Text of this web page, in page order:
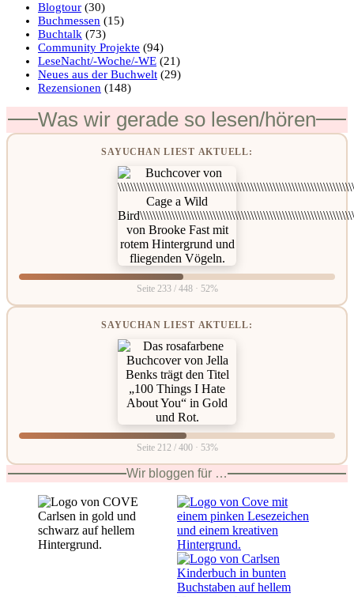
Blogtour (30)
Buchmessen (15)
Buchtalk (73)
Community Projekte (94)
LeseNacht/-Woche/-WE (21)
Neues aus der Buchwelt (29)
Rezensionen (148)
Was wir gerade so lesen/hören
SAYUCHAN LIEST AKTUELL:
Seite 233 / 448 · 52%
SAYUCHAN LIEST AKTUELL:
Seite 212 / 400 · 53%
Wir bloggen für …